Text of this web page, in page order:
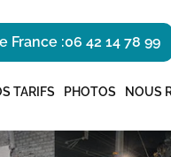
France :06 42 14 78 99
TARIFS PHOTOS NOUS